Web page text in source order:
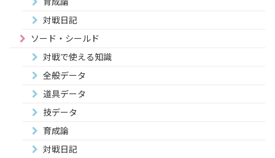
対戦日記
ソード・シールド
対戦で使える知識
全般データ
道具データ
技データ
育成論
対戦日記